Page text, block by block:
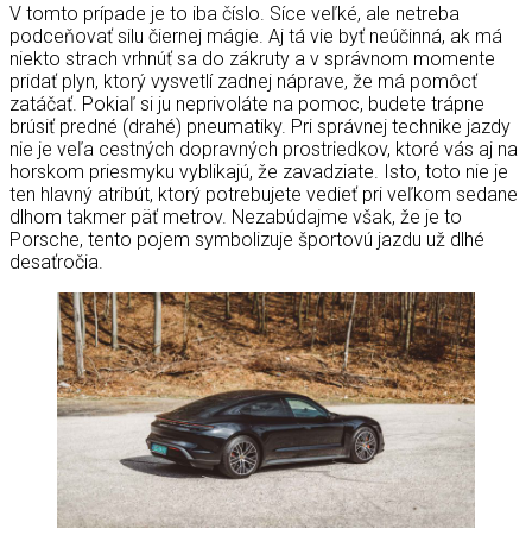
V tomto prípade je to iba číslo. Síce veľké, ale netreba
podceňovať silu čiernej mágie. Aj tá vie byť neúčinná, ak má
niekto strach vrhnúť sa do zákruty a v správnom momente
pridať plyn, ktorý vysvetlí zadnej náprave, že má pomôcť
zatáčať. Pokiaľ si ju neprivoláte na pomoc, budete trápne
brúsiť predné (drahé) pneumatiky. Pri správnej technike jazdy
nie je veľa cestných dopravných prostriedkov, ktoré vás aj na
horskom priesmyku vyblikajú, že zavadziate. Isto, toto nie je
ten hlavný atribút, ktorý potrebujete vedieť pri veľkom sedane
dlhom takmer päť metrov. Nezabúdajme však, že je to
Porsche, tento pojem symbolizuje športovú jazdu už dlhé
desaťročia.